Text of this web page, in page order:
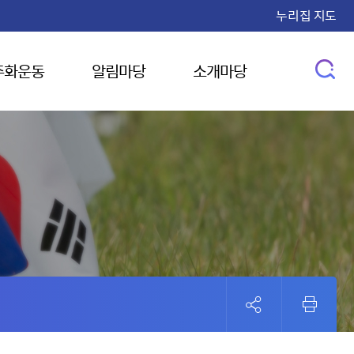
누리집 지도
운동 알림마당 소개마당